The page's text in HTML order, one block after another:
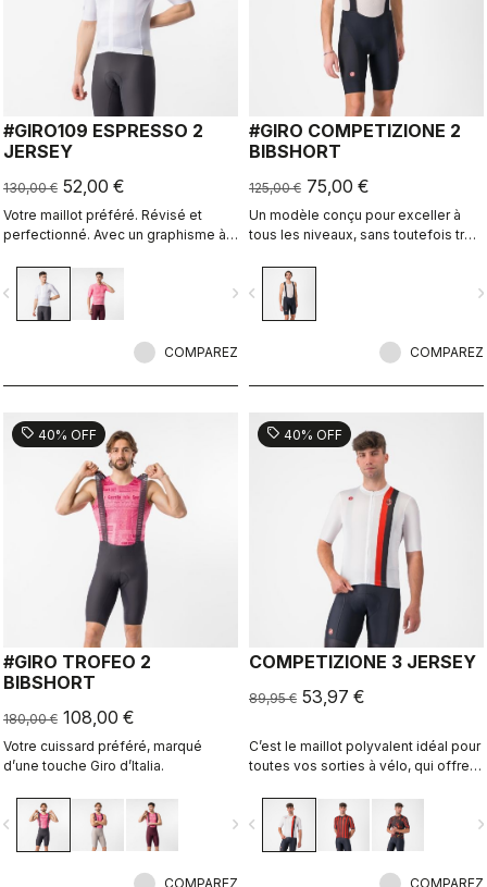
#GIRO109 ESPRESSO 2
JERSEY
130,00 € 52,00 €
Votre maillot préféré. Révisé et
perfectionné. Avec un graphisme à
navigate_next
COMPAREZ
#GIRO COMPETIZIONE 2
BIBSHORT
125,00 € 75,00 €
Un modèle conçu pour exceller à
tous les niveaux, sans toutefois trop
navigate_before
COMPAREZ
sell 40% OFF
#GIRO TROFEO 2
BIBSHORT
180,00 € 108,00 €
Votre cuissard préféré, marqué
d’une touche Giro d’Italia.
navigate_next
COMPAREZ
sell 40% OFF
COMPETIZIONE 3 JERSEY
89,95 € 53,97 €
C’est le maillot polyvalent idéal pour
toutes vos sorties à vélo, qui offre
vitesse lors des sorties rapides en
groupe ou des courses.
navigate_before
COMPAREZ